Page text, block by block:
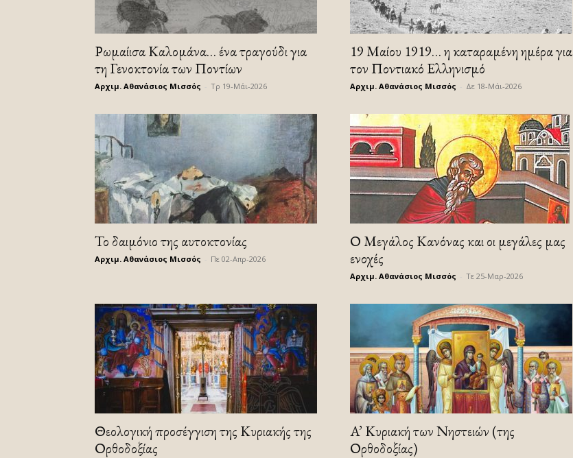
Ρωμαίισα Καλομάνα… ένα τραγούδι για
τη Γενοκτονία των Ποντίων
Αρχιμ. Αθανάσιος Μισσός Τρ 19-Μάι-2026
19 Μαίου 1919… η καταραμένη ημέρα για
τον Ποντιακό Ελληνισμό
Αρχιμ. Αθανάσιος Μισσός Δε 18-Μάι-2026
Το δαιμόνιο της αυτοκτονίας
Αρχιμ. Αθανάσιος Μισσός Πε 02-Απρ-2026
Ο Μεγάλος Κανόνας και οι μεγάλες μας
ενοχές
Αρχιμ. Αθανάσιος Μισσός Τε 25-Μαρ-2026
Θεολογική προσέγγιση της Κυριακής της
Ορθοδοξίας
A’ Κυριακή των Νηστειών (της
Ορθοδοξίας)